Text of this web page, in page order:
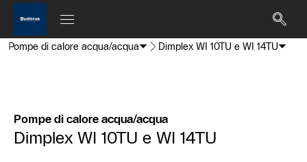
Pompe di calore acqua/acqua Dimplex WI 10TU e WI 14TU
Pompe di calore acqua/acqua
Dimplex WI 10TU e WI 14TU